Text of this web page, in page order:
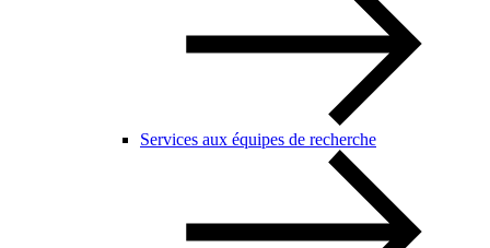
Services aux équipes de recherche